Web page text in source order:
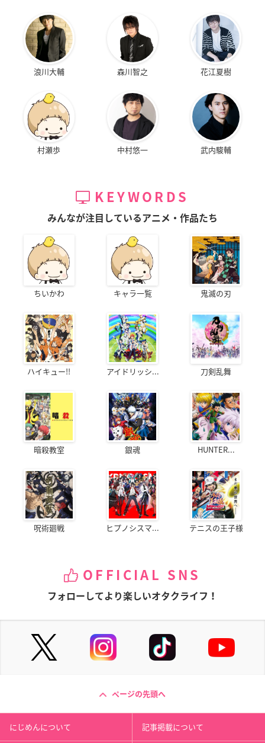
浪川大輔 森川智之 花江夏樹
村瀬歩 中村悠一 武内駿輔
KEYWORDS
みんなが注目しているアニメ・作品たち
ちいかわ キャラ一覧 鬼滅の刃
ハイキュー!! アイドリッシ... 刀剣乱舞
暗殺教室 銀魂 HUNTER...
呪術廻戦 ヒプノシスマ... テニスの王子様
OFFICIAL SNS
フォローしてより楽しいオタクライフ！
ページの先頭へ
にじめんについて 記事掲載について